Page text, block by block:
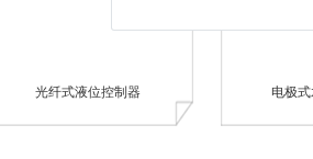
光纤式液位控制器 电极